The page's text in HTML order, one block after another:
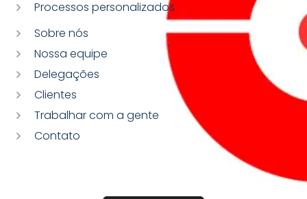
Processos personalizados
Sobre nós
Nossa equipe
Delegações
Clientes
Trabalhar com a gente
Contato